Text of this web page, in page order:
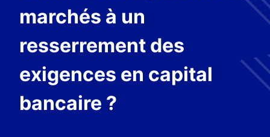
marchés à un
resserrement des
exigences en capital
bancaire ?